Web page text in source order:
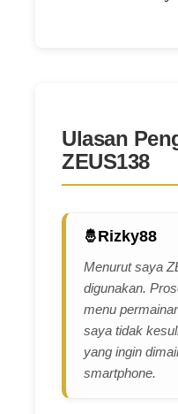
Ulasan
ZEUS138
Rizky88
Menurut saya
digunakan.
menu
saya tidak
yang ingin
smartphone.